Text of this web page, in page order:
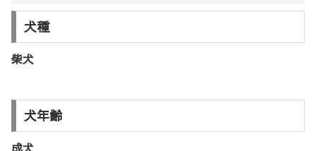
犬種
柴犬
犬年齢
成犬